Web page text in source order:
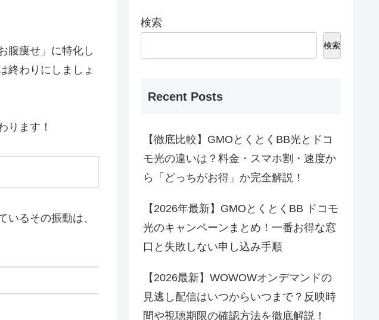
腹痩せ」に特化し
終わりにしましょ
ります！
るその振動は、
検索
検索
Recent Posts
【徹底比較】GMOとくとくBB光とドコ
モ光の違いは？料金・スマホ割・速度か
ら「どっちがお得」か完全解説！
【2026年最新】GMOとくとくBB ドコモ
光のキャンペーンまとめ！一番お得な窓
口と失敗しない申し込み手順
【2026最新】WOWOWオンデマンドの
見逃し配信はいつからいつまで？反映時
間や視聴期限の確認方法を徹底解説！